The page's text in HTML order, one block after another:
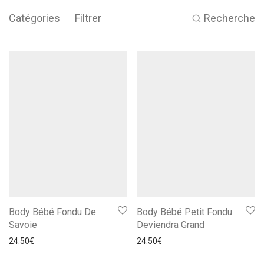
Catégories Filtrer Recherche
Body Bébé Fondu De
Savoie
24.50€
Body Bébé Petit Fondu
Deviendra Grand
24.50€